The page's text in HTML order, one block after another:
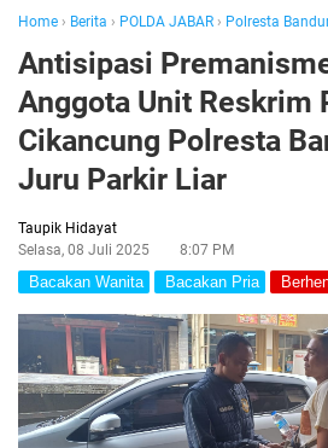
Home › Berita › POLDA JABAR › Polresta
Antisipasi
Anggota Unit Reskrim
Cikancung Polresta
Juru Parkir Liar
Taupik Hidayat
Selasa, 08 Juli 2025
8:07 PM
Bacakan Wanita Bacakan Pria